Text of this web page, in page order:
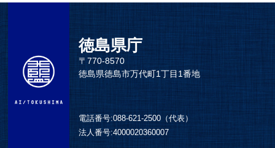
徳島県庁
〒770-8570
徳島県徳島市万代町1丁目1番地
電話番号:088-621-2500（代表）
法人番号:4000020360007